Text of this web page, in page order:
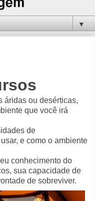
▼
áridas ou desérticas,
que você irá
de
e como o ambiente
conhecimento do
sua capacidade de
de sobreviver.